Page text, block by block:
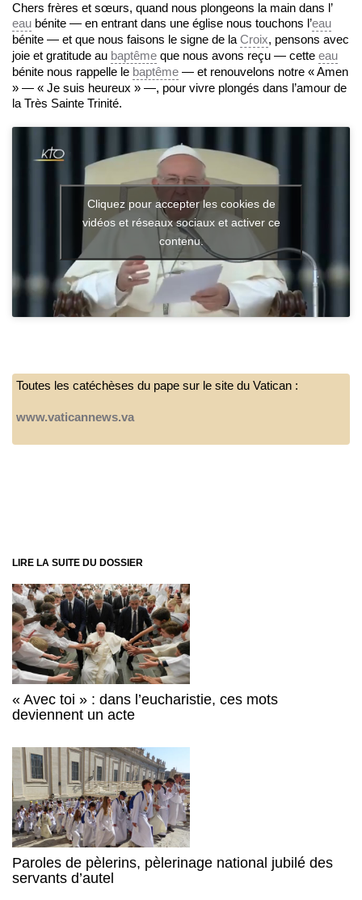
Chers frères et sœurs, quand nous plongeons la main dans l’
eau bénite — en entrant dans une église nous touchons l’eau
bénite — et que nous faisons le signe de la Croix, pensons avec
joie et gratitude au baptême que nous avons reçu — cette eau
bénite nous rappelle le baptême — et renouvelons notre « Amen
» — « Je suis heureux » —, pour vivre plongés dans l’amour de
la Très Sainte Trinité.
Cliquez pour accepter les cookies de
vidéos et réseaux sociaux et activer ce
contenu.
Toutes les catéchèses du pape sur le site du Vatican :
www.vaticannews.va
LIRE LA SUITE DU DOSSIER
« Avec toi » : dans l’eucharistie, ces mots
deviennent un acte
Paroles de pèlerins, pèlerinage national jubilé des
servants d’autel